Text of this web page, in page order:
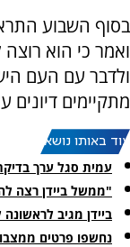
ואמר כי הוא
ולדבר עם העם
מתקיימים דיונים
עוד באותו נושא:
עמית סגל ערך
"ממשל ביידן רצה
ביידן מגיב
נחשפו פרטים ממצבו